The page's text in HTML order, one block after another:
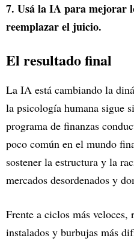
7. Usá la IA para mejorar
reemplazar el juicio.
El resultado final
La IA está cambiando la
la psicología humana sigue
programa de finanzas
poco común en el mundo
sostener la estructura y la
mercados desordenados y
Frente a ciclos más veloces,
instalados y burbujas más